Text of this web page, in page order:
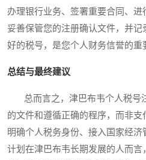
办理银行业务、签署重要合同、进
妥善保管您的注册确认文件，并记
好的税号，是您个人财务信誉的重
总结与最终建议
总而言之，津巴布韦个人税号
的文件和遵循正确的程序，而非
明确个人税务身份、接入国家经
计划在津巴布韦长期发展的人而